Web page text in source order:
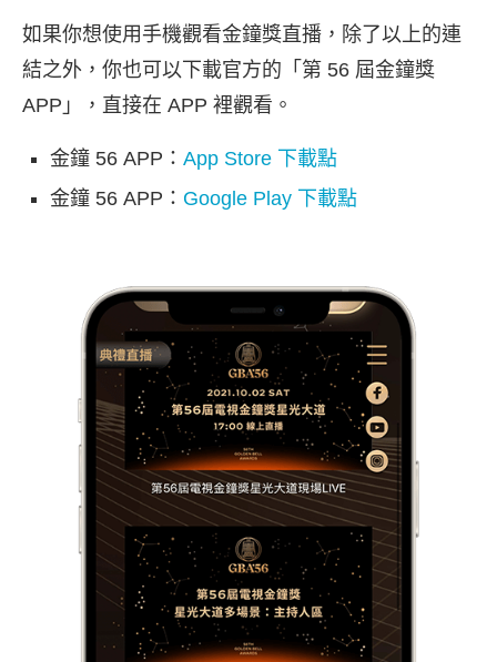
如果你想使用手機觀看金鐘獎直播，除了以上的連
結之外，你也可以下載官方的「第 56 屆金鐘獎
APP」，直接在 APP 裡觀看。
金鐘 56 APP： App Store 下載點
金鐘 56 APP： Google Play 下載點